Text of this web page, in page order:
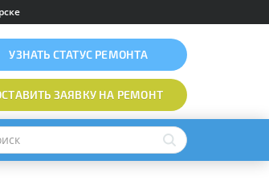
УЗНАТЬ СТАТУС РЕМОНТА
ЗАЯВКУНА РЕМОНТ